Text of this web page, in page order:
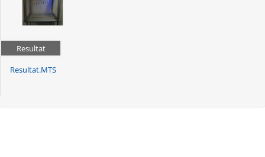
Resultat
Resultat.MTS